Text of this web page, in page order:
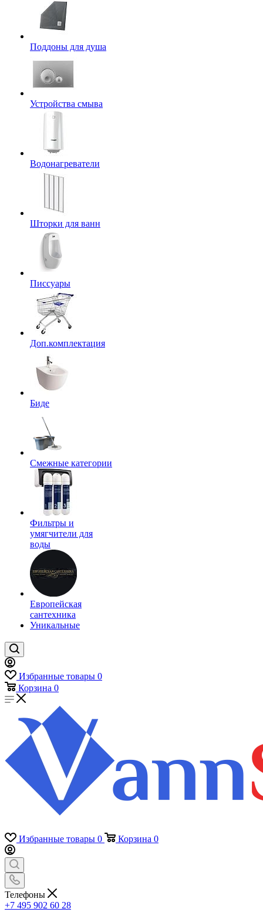
Поддоны для душа
Устройства смыва
Водонагреватели
Шторки для ванн
Писсуары
Доп.комплектация
Биде
Смежные категории
Фильтры и
умягчители для
воды
Европейская
сантехника
Уникальные
Избранные товары 0
Корзина 0
Избранные товары 0 Корзина 0
Телефоны
+7 495 902 60 28